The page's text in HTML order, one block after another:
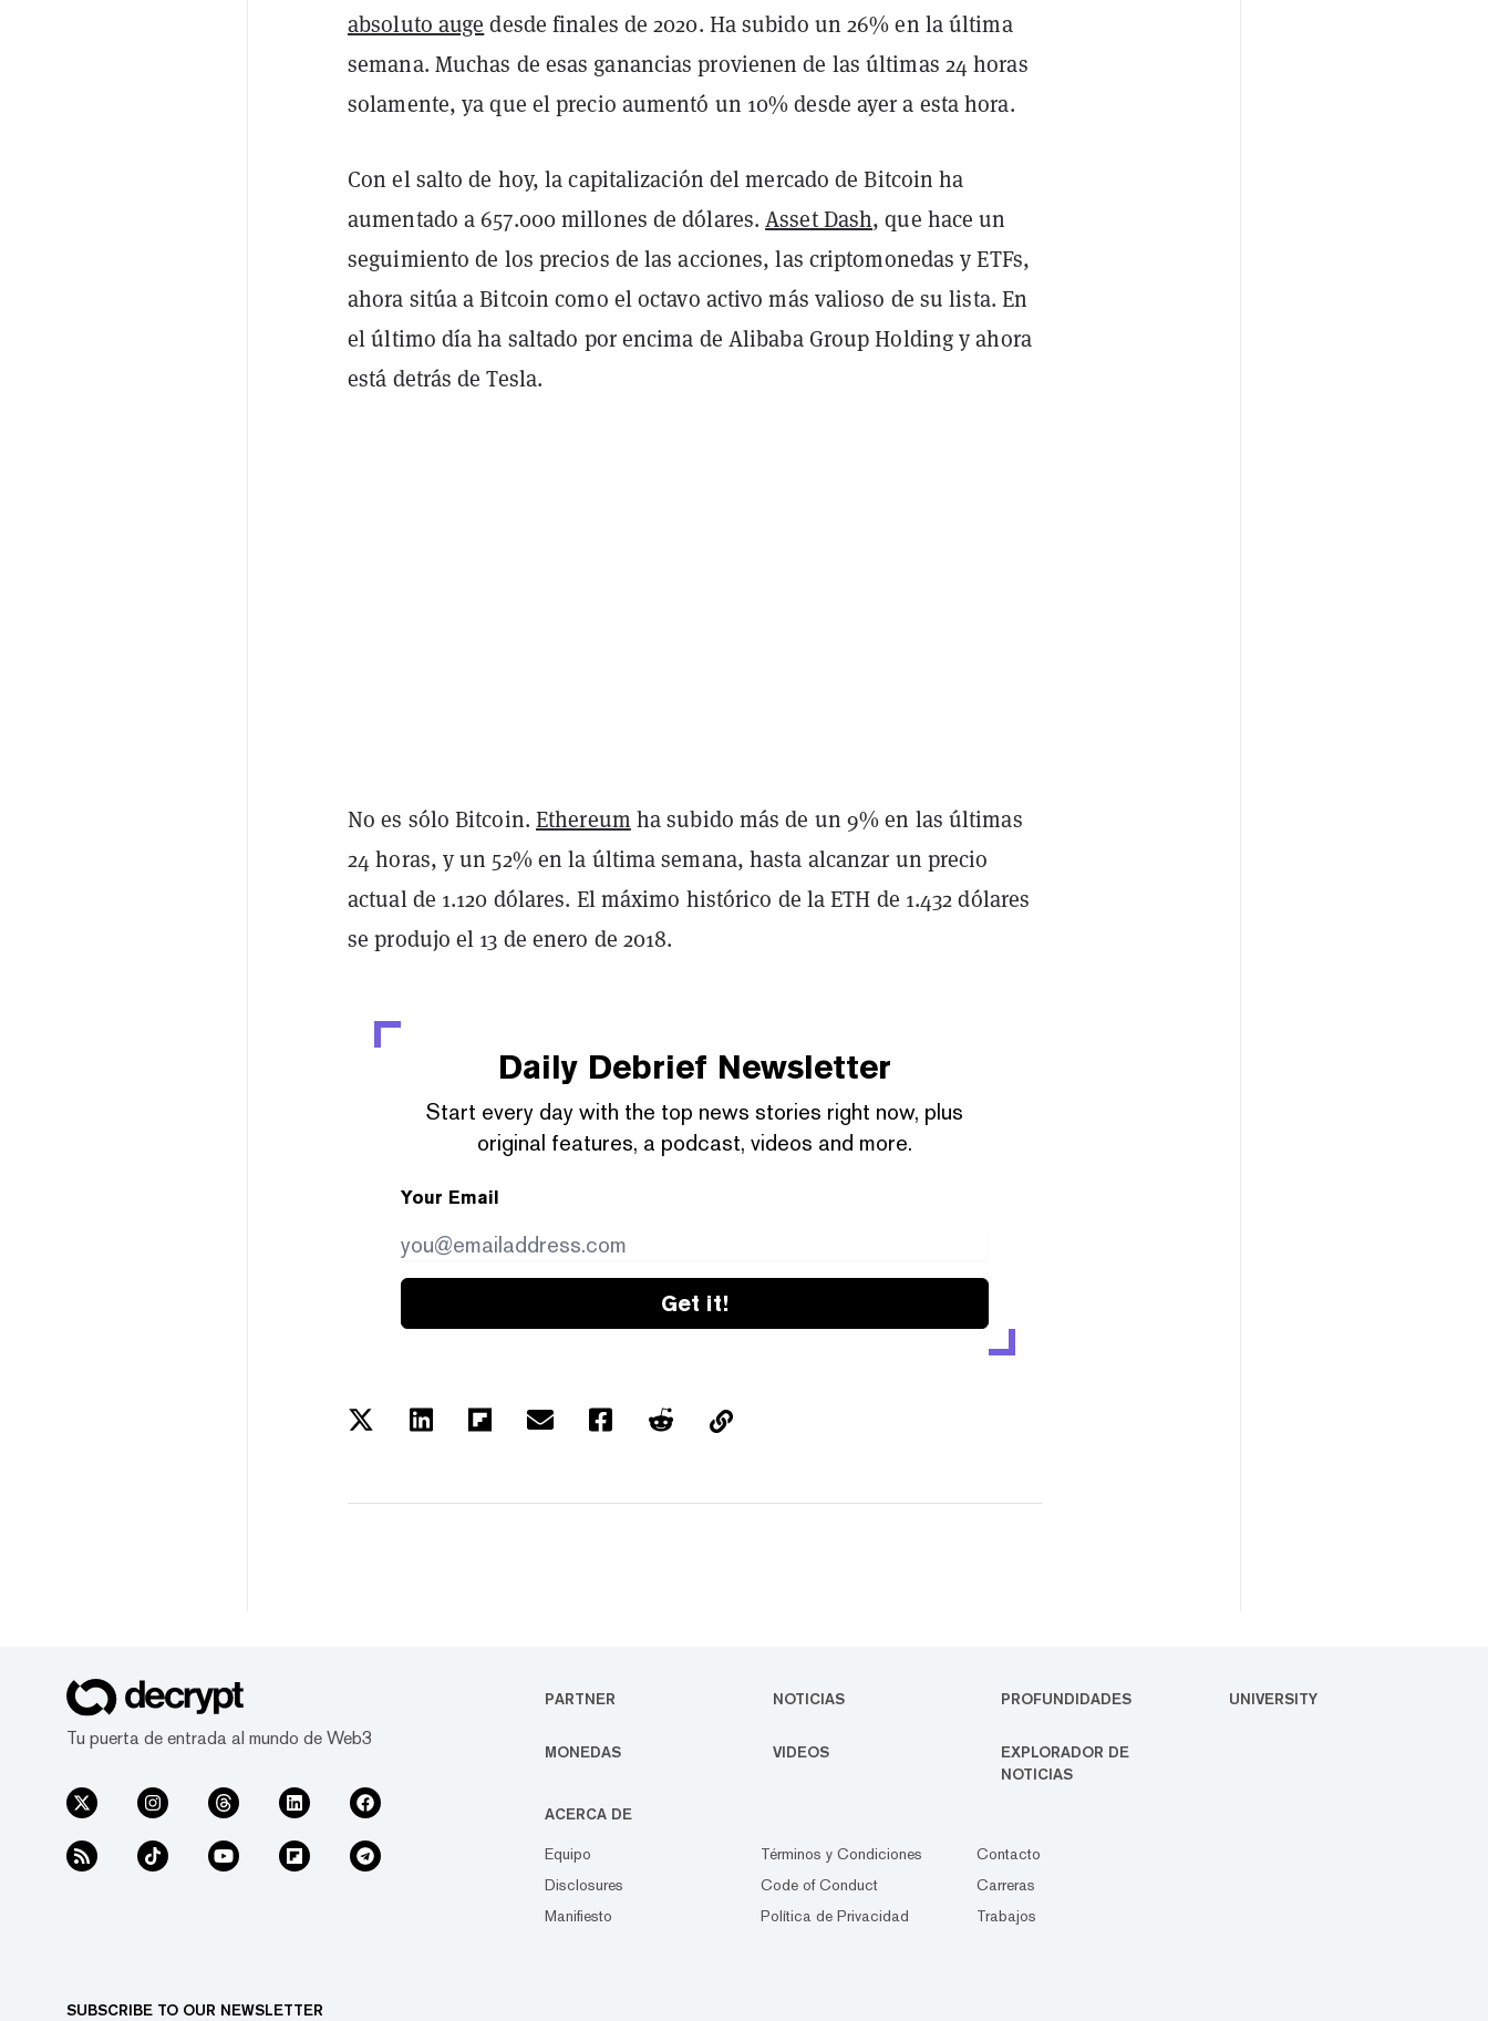
absoluto auge desde finales de 2020. Ha subido un 26% en la última
semana. Muchas de esas ganancias provienen de las últimas 24 horas
solamente, ya que el precio aumentó un 10% desde ayer a esta hora.
Con el salto de hoy, la capitalización del mercado de Bitcoin ha
aumentado a 657.000 millones de dólares.Asset Dash, que hace un
seguimiento de los precios de las acciones, las criptomonedas y ETFs,
ahora sitúa a Bitcoin como el octavo activo más valioso de su lista. En
el último día ha saltado por encima de Alibaba Group Holding y ahora
está detrás de Tesla.
No es sólo Bitcoin.Ethereum ha subido más de un 9% en las últimas
24 horas, y un 52% en la última semana, hasta alcanzar un precio
actual de 1.120 dólares. El máximo histórico de la ETH de 1.432 dólares
se produjo el 13 de enero de 2018.
Daily Debrief Newsletter
Start every day with the top news stories right now, plus
original features, a podcast, videos and more.
Your Email
Get it!
Tu puerta de entrada al mundo de Web3
PARTNER NOTICIAS PROFUNDIDADES UNIVERSITY
MONEDAS VIDEOS
EXPLORADOR DE
NOTICIAS
ACERCA DE
Equipo
Disclosures
Manifiesto
Términos y Condiciones
Code of Conduct
Política de Privacidad
Contacto
Carreras
Trabajos
SUBSCRIBE TO OUR NEWSLETTER